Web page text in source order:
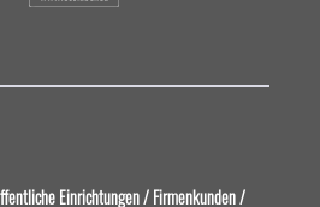
Einrichtungen / Firmenkunden /